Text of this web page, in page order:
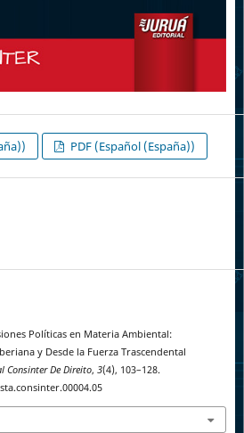
PDF (Español (España))
Políticas en Materia Ambiental:
y Desde la Fuerza Trascendental
Consinter De Direito, 3(4), 103–128.